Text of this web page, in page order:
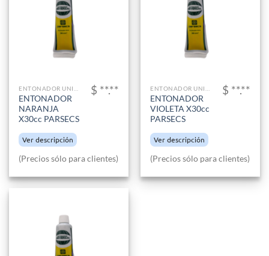
ENTONADOR UNIVERSAL
ENTONADOR
NARANJA
X30cc PARSECS
Ver descripción
$ **.**
(Precios sólo para clientes)
ENTONADOR UNIVERSAL
ENTONADOR
VIOLETA X30cc
PARSECS
Ver descripción
$ **.**
(Precios sólo para clientes)